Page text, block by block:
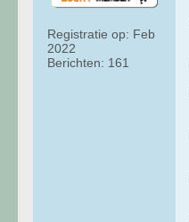
Registratie op: Feb
2022
Berichten: 161